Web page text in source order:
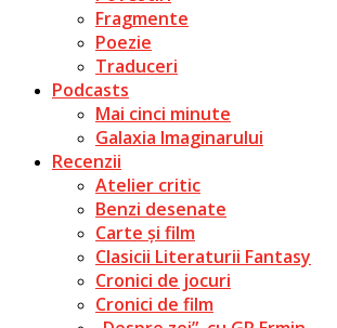
Fragmente
Poezie
Traduceri
Podcasts
Mai cinci minute
Galaxia Imaginarului
Recenzii
Atelier critic
Benzi desenate
Carte și film
Clasicii Literaturii Fantasy
Cronici de jocuri
Cronici de film